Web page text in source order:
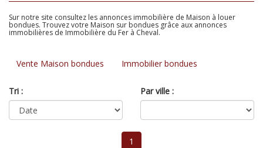
Sur notre site consultez les annonces immobilière de Maison à louer
bondues. Trouvez votre Maison sur bondues grâce aux annonces
immobilières de Immobilière du Fer à Cheval.
Vente Maison bondues Immobilier bondues
Tri : Par ville :
1